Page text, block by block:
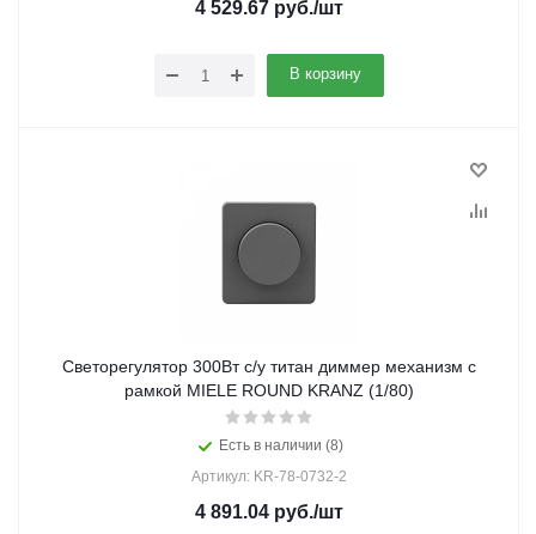
4 529.67 руб./шт
В корзину
Светорегулятор 300Вт с/у титан диммер механизм с
рамкой MIELE ROUND KRANZ (1/80)
Есть в наличии (8)
Артикул: KR-78-0732-2
4 891.04 руб./шт